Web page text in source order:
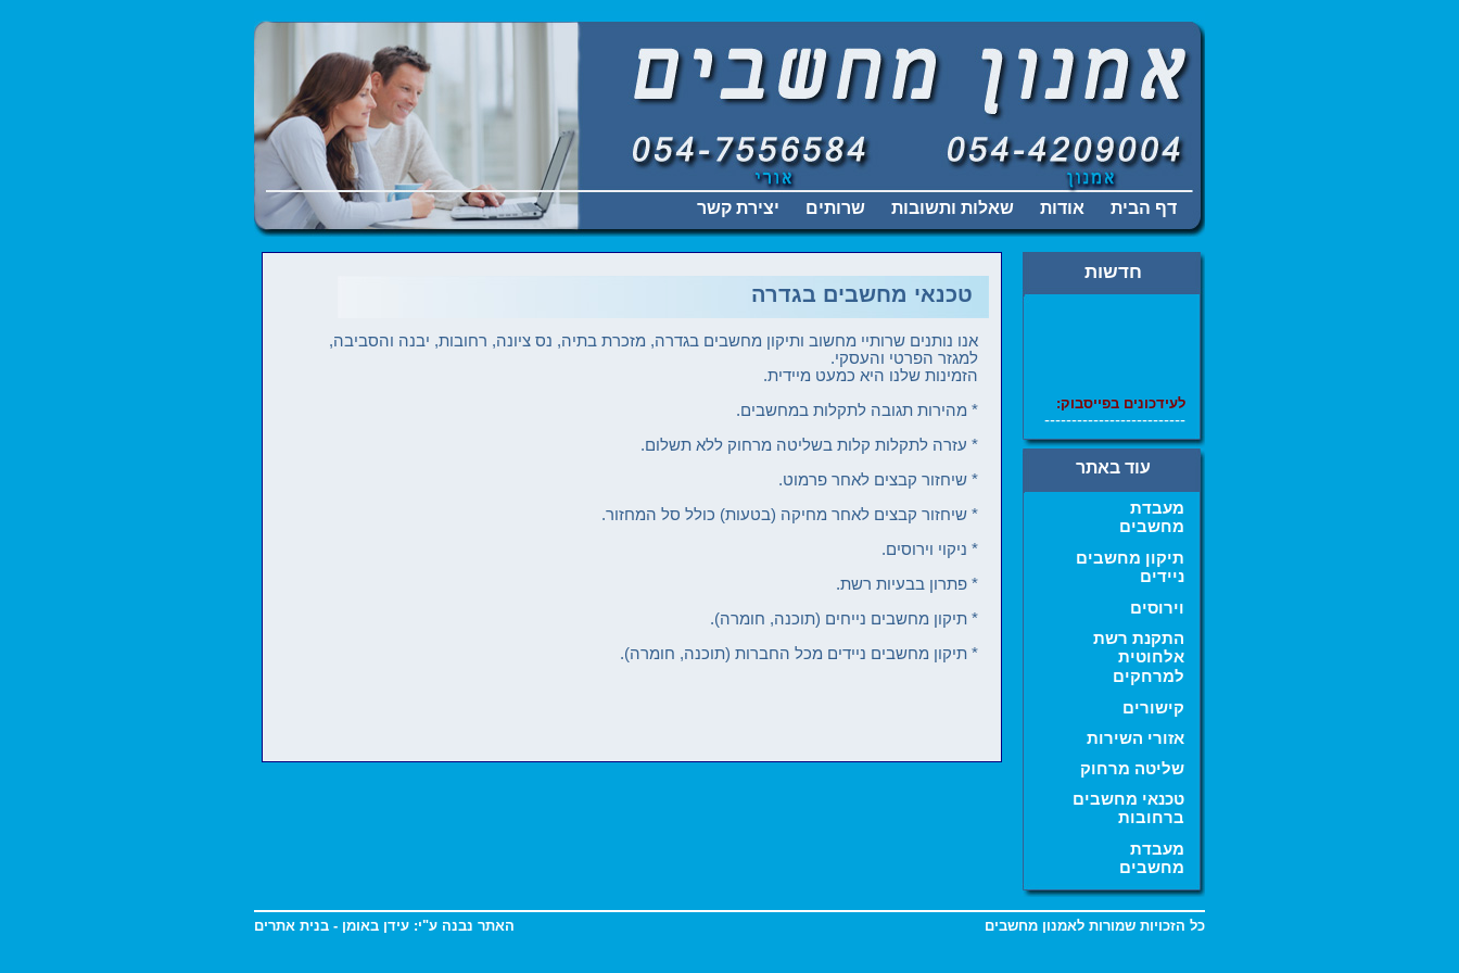
דף הבית אודות שאלות ותשובות שרותים יצירת קשר
חדשות
לעידכונים בפייסבוק:
--------------------------
תיקון מערכות הפעלה,
ניקוי וירוסים,
שיחזור קבצים מדיסק
שנמחק,
שיחזור קבצים לאחר
מעבדת מחשבים,
טכנאי מחשבים
ברחובות,
תיקון מחשבים
ברחובות,
ראשון לציון,
רמלה,
לוד, מזכרת בתיה
----------------------------
אמנון מחשבים
-------------------
ברחובות והסביבה
--------------------------
--------------------------
מתקנים מחשבים
ברחובות, טכנאי
מחשבים אמין
ברחובות, פתרון
עוד באתר
מעבדת
מחשבים
תיקון מחשבים
ניידים
וירוסים
התקנת רשת
אלחוטית
למרחקים
קישורים
אזורי השירות
שליטה מרחוק
טכנאי מחשבים
ברחובות
מעבדת
מחשבים
טכנאי מחשבים בגדרה
אנו נותנים שרותיי מחשוב ותיקון מחשבים בגדרה, מזכרת בתיה, נס ציונה, רחובות, יבנה והסביבה,
למגזר הפרטי והעסקי.
הזמינות שלנו היא כמעט מיידית.
* מהירות תגובה לתקלות במחשבים.
* עזרה לתקלות קלות בשליטה מרחוק ללא תשלום.
* שיחזור קבצים לאחר פרמוט.
* שיחזור קבצים לאחר מחיקה (בטעות) כולל סל המחזור.
* ניקוי וירוסים.
* פתרון בבעיות רשת.
* תיקון מחשבים נייחים (תוכנה, חומרה).
* תיקון מחשבים ניידים מכל החברות (תוכנה, חומרה).
כל הזכויות שמורות לאמנון מחשבים האתר נבנה ע"י: עידן באומן - בנית אתרים